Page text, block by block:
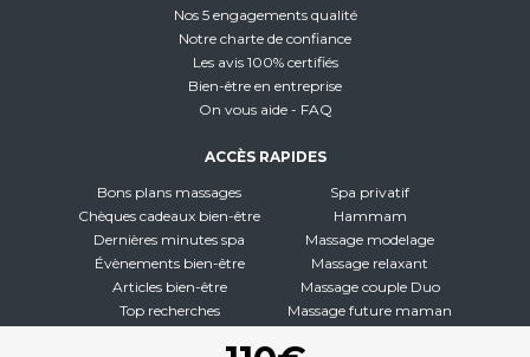
Nos 5 engagements qualité
Notre charte de confiance
Les avis 100% certifiés
Bien-être en entreprise
On vous aide - FAQ
ACCÈS RAPIDES
Bons plans massages
Chèques cadeaux bien-être
Dernières minutes spa
Évènements bien-être
Articles bien-être
Top recherches
Spa privatif
Hammam
Massage modelage
Massage relaxant
Massage couple Duo
Massage future maman